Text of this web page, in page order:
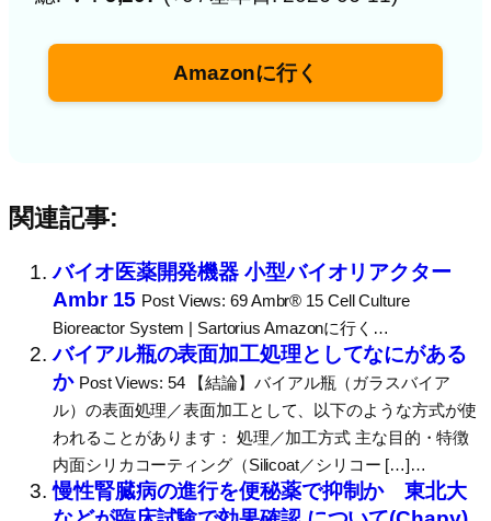
Amazonに行く
関連記事:
バイオ医薬開発機器 小型バイオリアクター
Ambr 15 Post Views: 69 Ambr® 15 Cell Culture
Bioreactor System | Sartorius Amazonに行く…
バイアル瓶の表面加工処理としてなにがある
か Post Views: 54 【結論】バイアル瓶（ガラスバイア
ル）の表面処理／表面加工として、以下のような方式が使
われることがあります： 処理／加工方式 主な目的・特徴
内面シリカコーティング（Silicoat／シリコー […]…
慢性腎臓病の進行を便秘薬で抑制か 東北大